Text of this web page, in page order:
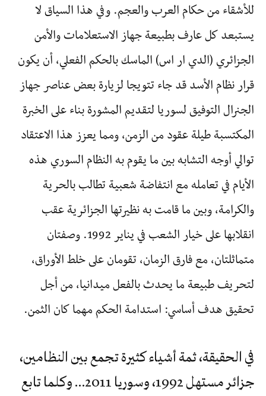
للأشقاء من حكام العرب والعجم. وفي هذا السياق لا
يستبعد كل عارف بطبيعة جهاز الاستعلامات والأمن
الجزائري (الدي ار اس) الماسك بالحكم الفعلي، أن يكون
قرار نظام الأسد قد جاء تتويجا لزيارة بعض عناصر جهاز
الجنرال التوفيق لسوريا لتقديم المشورة بناء على الخبرة
المكتسبة طيلة عقود من الزمن، ومما يعزز هذا الاعتقاد
توالي أوجه التشابه بين ما يقوم به النظام السوري هذه
الأيام في تعامله مع انتفاضة شعبية تطالب بالحرية
والكرامة، وبين ما قامت به نظيرتها الجزائرية عقب
انقلابها على خيار الشعب في يناير 1992. وصفتان
متماثلتان، مع فارق الزمان، تقومان على خلط الأوراق،
لتحريف طبيعة ما يحدث بالفعل ميدانيا، من أجل
تحقيق هدف أساسي: استدامة الحكم مهما كان الثمن.
في الحقيقة، ثمة أشياء كثيرة تجمع بين النظامين،
جزائر مستهل 1992، وسوريا 2011… وكلما تابع